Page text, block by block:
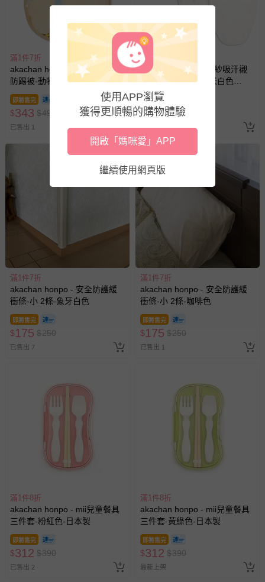
滿1件7折
akachan honpo - 新生兒柔軟
防踢被-動物-淺卡其色
(50~80cm)
即將售完
$343 $490
已售出 1
滿1件7折
akachan honpo - 棉紗吸汗襯
墊3條入動物-兔子-米白色
(23cm×35cm)
即將售完
$175 $250
最新上架
滿1件7折
akachan honpo - 安全防護緩
衝條-小 2條-象牙白色
即將售完
$175 $250
已售出 7
滿1件7折
akachan honpo - 安全防護緩
衝條-小 2條-咖啡色
即將售完
$175 $250
已售出 1
滿1件8折
akachan honpo - mii兒童餐具
三件套-粉紅色-日本製
即將售完
$312 $390
已售出 2
滿1件8折
akachan honpo - mii兒童餐具
三件套-黃綠色-日本製
即將售完
$312 $390
最新上架
使用APP瀏覽
獲得更順暢的購物體驗
開啟「媽咪愛」APP
繼續使用網頁版